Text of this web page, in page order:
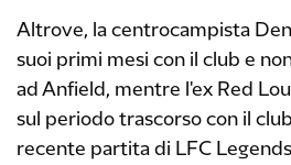
Altrove, la centrocampista
suoi primi mesi con il club e
ad Anfield, mentre l'ex Red
sul periodo trascorso con il
recente partita di LFC